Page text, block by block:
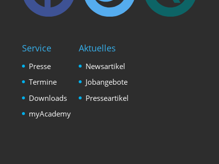
Service
Presse
Termine
Downloads
myAcademy
Aktuelles
Newsartikel
Jobangebote
Presseartikel